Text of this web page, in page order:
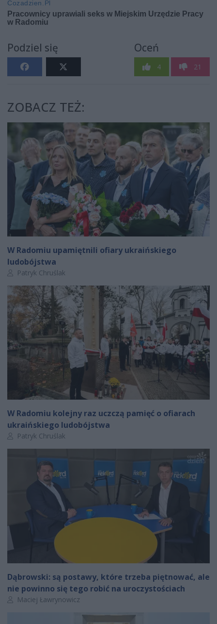
Podziel się Oceń
4 21
ZOBACZ TEŻ:
W Radomiu upamiętnili ofiary ukraińskiego
ludobójstwa
Autor artykułu:
Patryk Chruślak
W Radomiu kolejny raz uczczą pamięć o ofiarach
ukraińskiego ludobójstwa
Autor artykułu:
Patryk Chruślak
Dąbrowski: są postawy, które trzeba piętnować, ale
nie powinno się tego robić na uroczystościach
Autor artykułu:
Maciej Ławrynowicz